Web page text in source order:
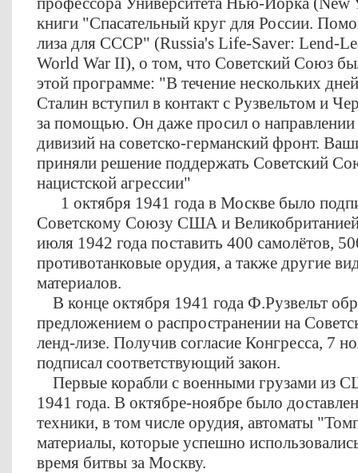
книги "Спасательный круг для России.
лиза для СССР" (Russia's Life-Saver: Lend-
World War II), о том, что Советский Союз
этой программе: "В течение нескольких
Сталин вступил в контакт с Рузвельтом и
за помощью. Он даже просил о направлении
дивизий на советско-германский фронт.
приняли решение поддержать Советский
нацистской агрессии"
1 октября 1941 года в Москве было
Советскому Союзу США и
июля 1942 года поставить 400 самолётов,
противотанковые орудия, а также другие
материалов.
В конце октября 1941 года Ф.Рузвельт
предложением о распространении на
ленд-лизе. Получив согласие Конгресса, 7
подписал соответствующий закон.
Первые корабли с военными грузами из
1941 года. В октябре-ноябре было
техники, в том числе орудия, автоматы
материалы, которые успешно
время битвы за Москву.